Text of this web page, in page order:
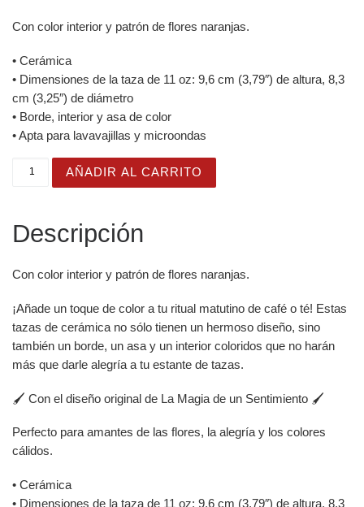
Con color interior y patrón de flores naranjas.
• Cerámica
• Dimensiones de la taza de 11 oz: 9,6 cm (3,79″) de altura, 8,3
cm (3,25″) de diámetro
• Borde, interior y asa de color
• Apta para lavavajillas y microondas
Taza Flor Naranja "Home is where my flowers are"
AÑADIR AL CARRITO
Descripción
Con color interior y patrón de flores naranjas.
¡Añade un toque de color a tu ritual matutino de café o té! Estas
tazas de cerámica no sólo tienen un hermoso diseño, sino
también un borde, un asa y un interior coloridos que no harán
más que darle alegría a tu estante de tazas.
🖌️ Con el diseño original de La Magia de un Sentimiento 🖌️
Perfecto para amantes de las flores, la alegría y los colores
cálidos.
• Cerámica
• Dimensiones de la taza de 11 oz: 9,6 cm (3,79″) de altura, 8,3